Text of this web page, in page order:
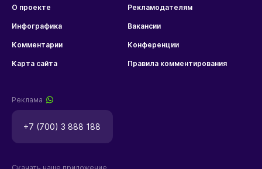
О проекте Рекламодателям
Инфографика Вакансии
Комментарии Конференции
Карта сайта Правила комментирования
Реклама
+7 (700) 3 888 188